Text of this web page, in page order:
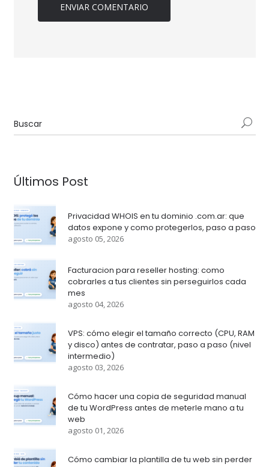
Últimos Post
Privacidad WHOIS en tu dominio .com.ar: que
datos expone y como protegerlos, paso a paso
agosto 05, 2026
Facturacion para reseller hosting: como
cobrarles a tus clientes sin perseguirlos cada
mes
agosto 04, 2026
VPS: cómo elegir el tamaño correcto (CPU, RAM
y disco) antes de contratar, paso a paso (nivel
intermedio)
agosto 03, 2026
Cómo hacer una copia de seguridad manual
de tu WordPress antes de meterle mano a tu
web
agosto 01, 2026
Cómo cambiar la plantilla de tu web sin perder